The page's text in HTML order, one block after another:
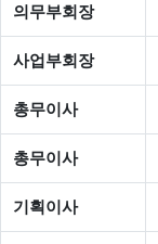
의무부회장
사업부회장
총무이사
총무이사
기획이사